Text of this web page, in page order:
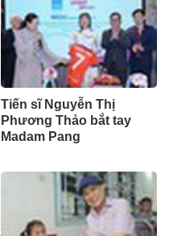
Tiến sĩ Nguyễn Thị
Phương Thảo bắt tay
Madam Pang